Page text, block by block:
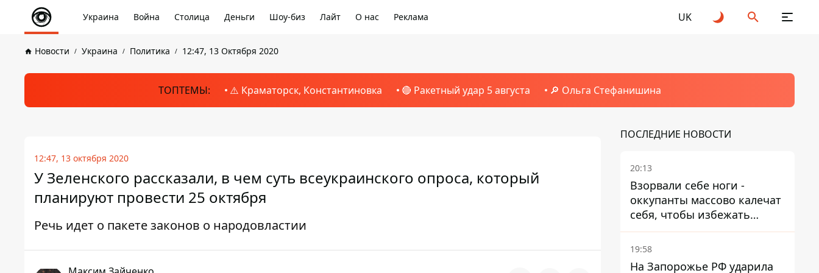
Украина Война Столица Деньги Шоу-биз Лайт О нас Реклама UK
Новости Украина Политика 12:47, 13 Октября 2020
ТОПТЕМЫ: ⚠️ Краматорск, Константиновка 🔴 Ракетный удар 5 августа 🔎 Ольга Стефанишина
12:47, 13 октября 2020
У Зеленского рассказали, в чем суть всеукраинского опроса, который
планируют провести 25 октября
Речь идет о пакете законов о народовластии
ПОСЛЕДНИЕ НОВОСТИ
20:13
Взорвали себе ноги -
оккупанты массово калечат
себя, чтобы избежать
штурмов - ГУР
19:58
На Запорожье РФ ударила